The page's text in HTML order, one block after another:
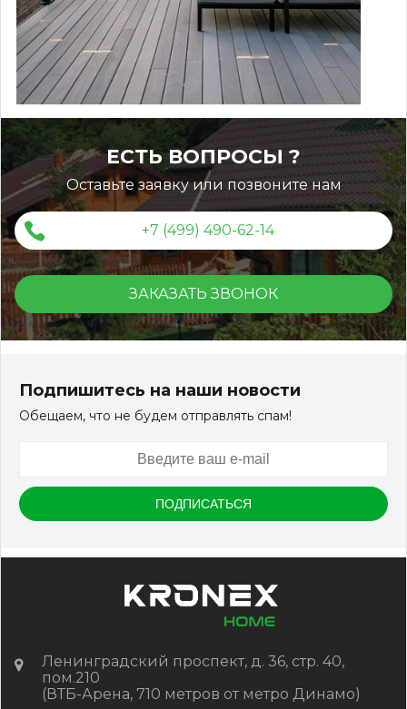
150*25*3000 мм
КУПИТЬ
Инструкция по уходу за
тиком
ЕСТЬ ВОПРОСЫ ?
Оставьте заявку или позвоните нам
+7 (499) 490-62-14
ЗАКАЗАТЬ ЗВОНОК
Подпишитесь на наши новости
Обещаем, что не будем отправлять спам!
Ленинградский проспект, д. 36, стр. 40,
пом.210
(ВТБ-Арена, 710 метров от метро Динамо)